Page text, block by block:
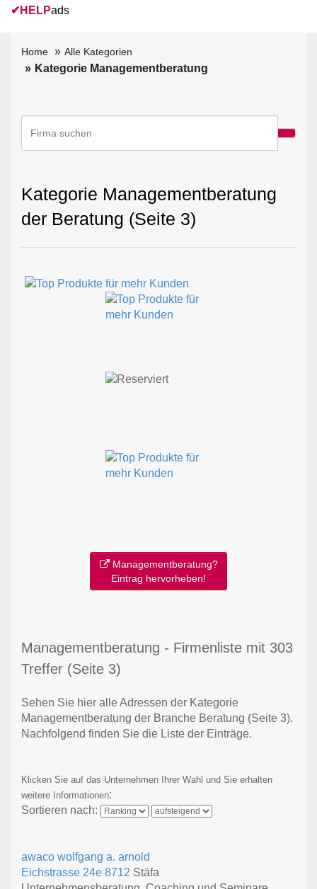
✔ HELPads
Home Alle Kategorien
Kategorie Managementberatung
Kategorie Managementberatung
der Beratung (Seite 3)
Managementberatung?
Eintrag hervorheben!
Managementberatung - Firmenliste mit 303
Treffer (Seite 3)
Sehen Sie hier alle Adressen der Kategorie
Managementberatung der Branche Beratung (Seite 3).
Nachfolgend finden Sie die Liste der Einträge.
Klicken Sie auf das Unternehmen Ihrer Wahl und Sie erhalten
weitere Informationen:
Sortieren nach:
awaco wolfgang a. arnold
Eichstrasse 24e 8712 Stäfa